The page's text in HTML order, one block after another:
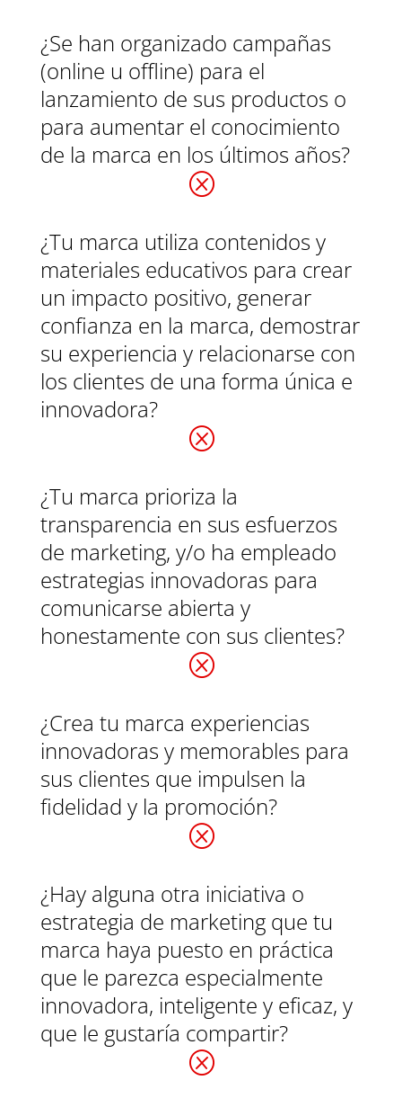
¿Se han organizado campañas
(online u offline) para el
lanzamiento de sus productos o
para aumentar el conocimiento
de la marca en los últimos años?
Q
¿Tu marca utiliza contenidos y
materiales educativos para crear
un impacto positivo, generar
confianza en la marca, demostrar
su experiencia y relacionarse con
los clientes de una forma única e
innovadora?
Q
¿Tu marca prioriza la
transparencia en sus esfuerzos
de marketing, y/o ha empleado
estrategias innovadoras para
comunicarse abierta y
honestamente con sus clientes?
Q
¿Crea tu marca experiencias
innovadoras y memorables para
sus clientes que impulsen la
fidelidad y la promoción?
Q
¿Hay alguna otra iniciativa o
estrategia de marketing que tu
marca haya puesto en práctica
que le parezca especialmente
innovadora, inteligente y eficaz, y
que le gustaría compartir?
Q